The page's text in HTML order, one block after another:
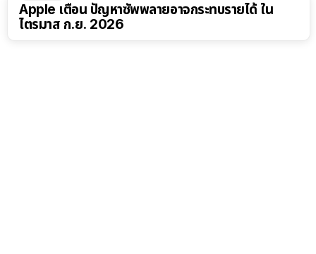
Apple เตือน ปัญหาซัพพลายอาจกระทบรายได้ ใน
ไตรมาส ก.ย. 2026